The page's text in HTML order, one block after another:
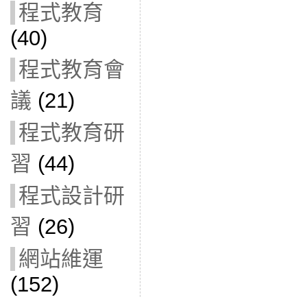
程式教育
(40)
程式教育會
議 (21)
程式教育研
習 (44)
程式設計研
習 (26)
網站維運
(152)